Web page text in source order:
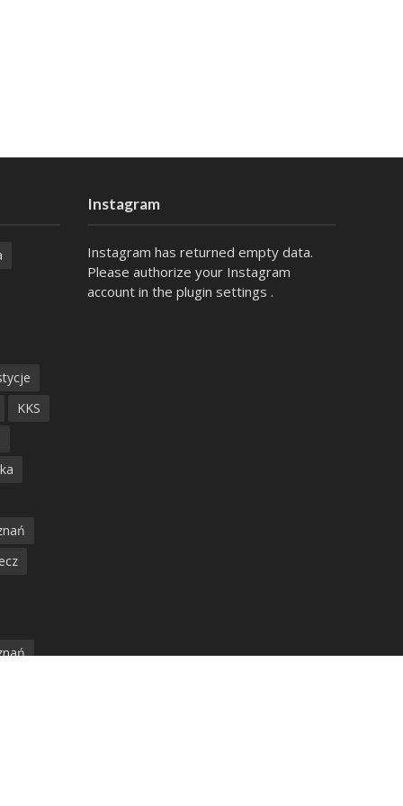
KKS
Instagram
Instagram has returned empty data.
Please authorize your Instagram
account in the plugin settings .